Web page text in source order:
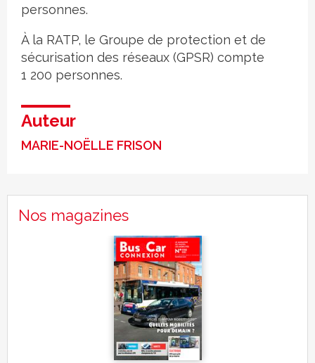
personnes.
À la RATP, le Groupe de protection et de
sécurisation des réseaux (GPSR) compte
1 200 personnes.
Auteur
MARIE-NOËLLE FRISON
Nos magazines